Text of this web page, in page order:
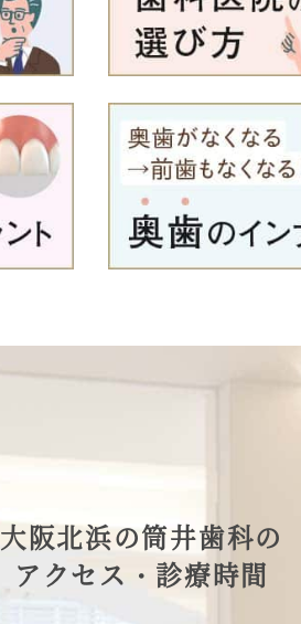
大阪北浜の筒井歯科の
アクセス・診療時間